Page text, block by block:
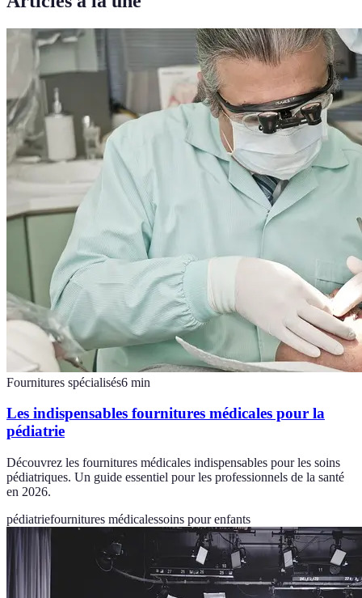
Fournitures spécialisés6 min
Les indispensables fournitures médicales pour la
pédiatrie
Découvrez les fournitures médicales indispensables pour les soins
pédiatriques. Un guide essentiel pour les professionnels de la santé
en 2026.
pédiatriefournitures médicalessoins pour enfants